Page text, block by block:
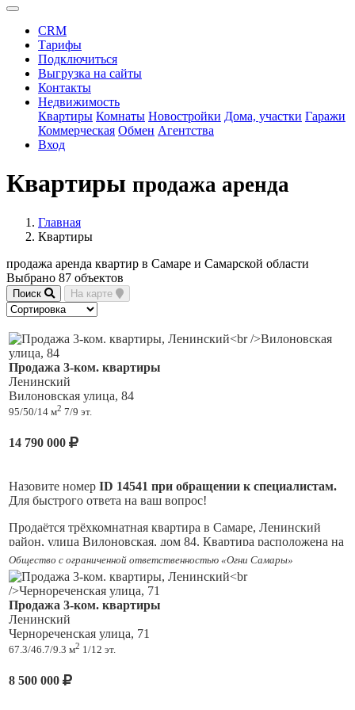
CRM
Тарифы
Подключиться
Выгрузка на сайты
Контакты
Недвижимость
Квартиры Комнаты Новостройки Дома, участки Гаражи
Коммерческая Обмен Агентства
Вход
Квартиры продажа аренда
Главная
Квартиры
продажа аренда квартир в Самаре и Самарской области
Выбрано 87 объектов
Поиск На карте
Продажа 3-ком. квартиры
Ленинский
Вилоновская улица, 84
95/50/14 м2 7/9 эт.
14 790 000
Назовите номер ID 14541 при обращении к специалистам.
Для быстрого ответа на ваш вопрос!
Продаётся трёхкомнатная квартира в Самаре, Ленинский
район, улица Вилоновская, дом 84. Квартира расположена на
седьмом этаже девятиэтажного кирпичного дома. Высота
потолков — 3 метра, что придаёт пространству особую
воздушность и свободу. Общая площадь квартиры составляет
95 квадратных метров, жилая площадь — 50 квадратных
метров, площадь кухни — 14 квадратных метров.
Планировка квартиры изолированная, что обеспечивает
комфорт и уединение для каждого члена семьи. Состояние
квартиры хорошее, что позволяет сразу заселиться и начать
открывается вид на улицу и тихий двор. Лоджии станут
Общество с ограниченной ответственностью «Огни Самары»
Продажа 3-ком. квартиры
Ленинский
Чернореченская улица, 71
67.3/46.7/9.3 м2 1/12 эт.
8 500 000